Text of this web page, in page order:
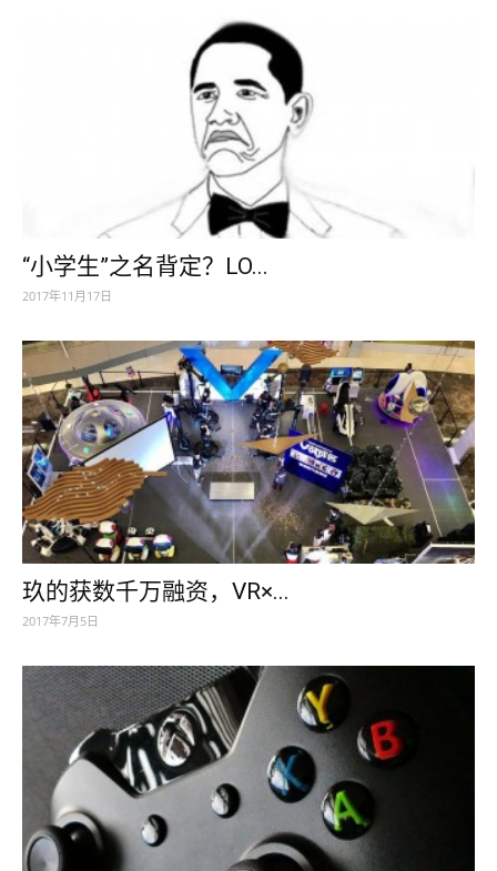
“小学生”之名背定？LO...
2017年11月17日
玖的获数千万融资，VR×...
2017年7月5日